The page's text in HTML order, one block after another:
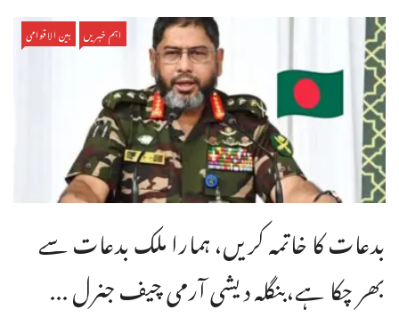
اہم خبریں بین الاقوامی
بدعات کا خاتمہ کریں، ہمارا ملک بدعات سے
بھر چکا ہے،بنگله دیشی آرمی چیف جنرل ...